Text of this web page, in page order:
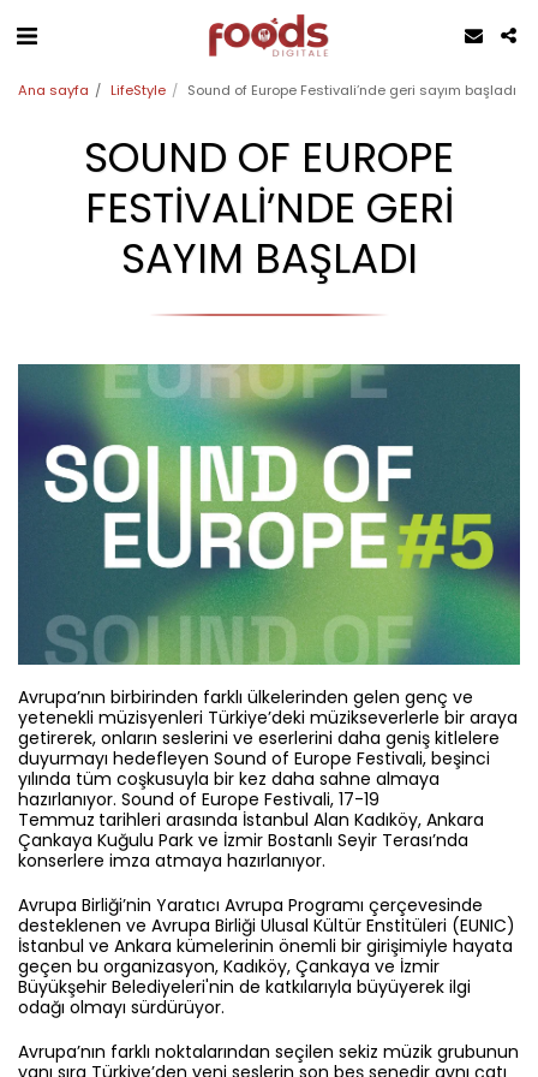
Ana sayfa LifeStyle Sound of Europe Festivali’nde geri sayım başladı
SOUND OF EUROPE
FESTIVALI’NDE GERI
SAYIM BAŞLADI
Avrupa’nın birbirinden farklı ülkelerinden gelen genç ve
yetenekli müzisyenleri Türkiye’deki müzikseverlerle bir araya
getirerek, onların seslerini ve eserlerini daha geniş kitlelere
duyurmayı hedefleyen Sound of Europe Festivali, beşinci
yılında tüm coşkusuyla bir kez daha sahne almaya
hazırlanıyor. Sound of Europe Festivali, 17-19
Temmuz tarihleri arasında İstanbul Alan Kadıköy, Ankara
Çankaya Kuğulu Park ve İzmir Bostanlı Seyir Terası’nda
konserlere imza atmaya hazırlanıyor.
Avrupa Birliği’nin Yaratıcı Avrupa Programı çerçevesinde
desteklenen ve Avrupa Birliği Ulusal Kültür Enstitüleri (EUNIC)
İstanbul ve Ankara kümelerinin önemli bir girişimiyle hayata
geçen bu organizasyon, Kadıköy, Çankaya ve İzmir
Büyükşehir Belediyeleri'nin de katkılarıyla büyüyerek ilgi
odağı olmayı sürdürüyor.
Avrupa’nın farklı noktalarından seçilen sekiz müzik grubunun